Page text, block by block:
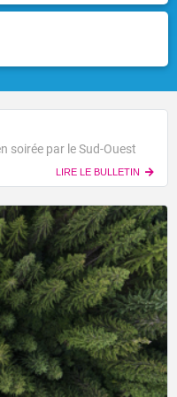
soirée par le Sud-Ouest
LIRE LE BULLETIN